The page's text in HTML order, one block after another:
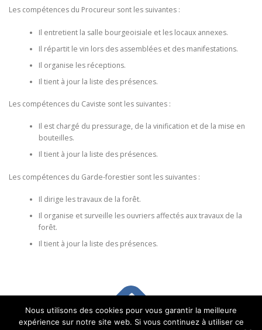
Les compétences du Procureur sont les suivantes :
Il entretient la salle bourgeoisiale et les locaux annexes.
Il répartit le vin lors des assemblées et des manifestations.
Il organise les réceptions.
Il tient à jour la liste des présences.
Les compétences du Caviste sont les suivantes :
Il est chargé du pressurage, de la vinification et de la mise en
bouteilles.
Il tient à jour la liste des présences.
Les compétences du Garde-forestier sont les suivantes :
Il dirige les travaux de la forêt.
Il organise et surveille les ouvriers affectés aux travaux de la
forêt.
Il tient à jour la liste des présences.
Nous utilisons des cookies pour vous garantir la meilleure
expérience sur notre site web. Si vous continuez à utiliser ce